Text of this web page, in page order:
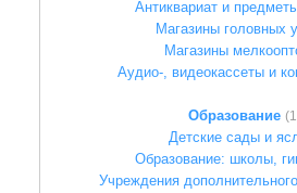
Антиквариат и
Магазины головных
Магазины
Аудио-, видеокассеты и
Образование
Детские сады и
Образование: школы,
Учреждения